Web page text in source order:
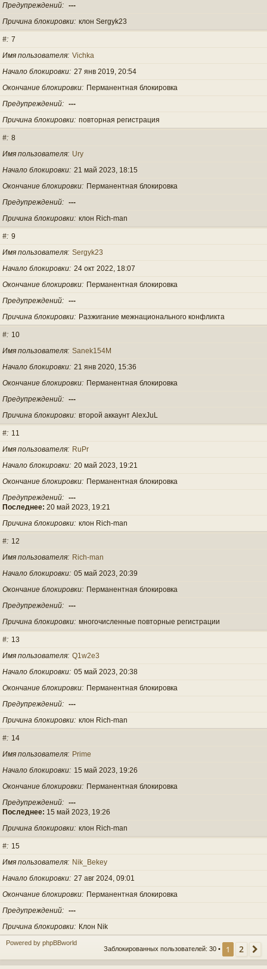
Предупреждений
---
Причина блокировки клон Sergyk23
# 7
Имя пользователя Vichka
Начало блокировки 27 янв 2019, 20:54
Окончание блокировки
Перманентная блокировка
Предупреждений
---
Причина блокировки повторная регистрация
# 8
Имя пользователя
Ury
Начало блокировки 21 май 2023, 18:15
Окончание блокировки
Перманентная блокировка
Предупреждений
---
Причина блокировки клон Rich-man
# 9
Имя пользователя Sergyk23
Начало блокировки 24 окт 2022, 18:07
Окончание блокировки
Перманентная блокировка
Предупреждений
---
Причина блокировки
Разжигание межнационального конфликта
#
10
Имя пользователя Sanek154M
Начало блокировки 21 янв 2020, 15:36
Окончание блокировки
Перманентная блокировка
Предупреждений
---
Причина блокировки второй аккаунт AlexJuL
#
11
Имя пользователя
RuPr
Начало блокировки 20 май 2023, 19:21
Окончание блокировки
Перманентная блокировка
Предупреждений
---
Последнее: 20 май 2023, 19:21
Причина блокировки клон Rich-man
#
12
Имя пользователя
Rich-man
Начало блокировки 05 май 2023, 20:39
Окончание блокировки
Перманентная блокировка
Предупреждений
---
Причина блокировки многочисленные повторные регистрации
#
13
Имя пользователя Q1w2e3
Начало блокировки 05 май 2023, 20:38
Окончание блокировки
Перманентная блокировка
Предупреждений
---
Причина блокировки клон Rich-man
#
14
Имя пользователя
Prime
Начало блокировки
15 май 2023, 19:26
Окончание блокировки
Перманентная блокировка
Предупреждений
---
Последнее: 15 май 2023, 19:26
Причина блокировки клон Rich-man
#
15
Имя пользователя
Nik_Bekey
Начало блокировки 27 авг 2024, 09:01
Окончание блокировки
Перманентная блокировка
Предупреждений
---
Причина блокировки
Клон Nik
Powered by phpBBworld
Заблокированных пользователей: 30 •
1 2